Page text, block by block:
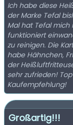
Ich habe diese
der Marke Tefal
Mal hat Tefal
funktioniert
zu reinigen. Die
habe Hähnchen,
der
sehr zufrieden!
Kaufempfehlung!
Großartig!!!